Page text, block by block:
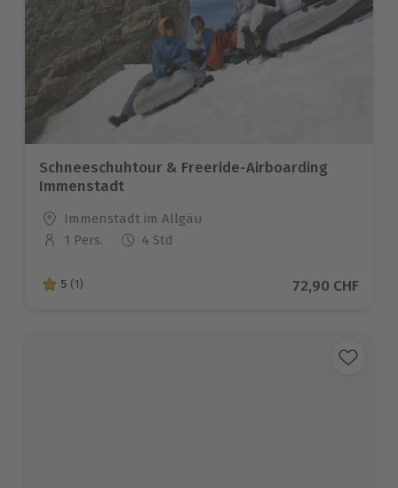
Schneeschuhtour & Freeride-Airboarding
Immenstadt
Standort
Immenstadt im Allgäu
Anzahl der Teilnehmer
1 Pers. 4 Std
5 von 5 Sternen basierend auf 1 Bewertungen
5 (1) Aktueller Preis
72,90 CHF